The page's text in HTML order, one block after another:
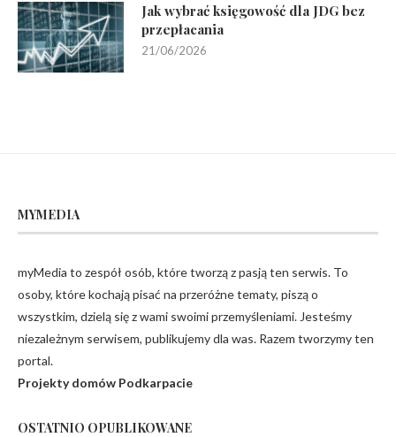
Jak wybrać księgowość dla JDG bez
przepłacania
21/06/2026
MYMEDIA
myMedia to zespół osób, które tworzą z pasją ten serwis. To
osoby, które kochają pisać na przeróżne tematy, piszą o
wszystkim, dzielą się z wami swoimi przemyśleniami. Jesteśmy
niezależnym serwisem, publikujemy dla was. Razem tworzymy ten
portal.
Projekty domów Podkarpacie
OSTATNIO OPUBLIKOWANE